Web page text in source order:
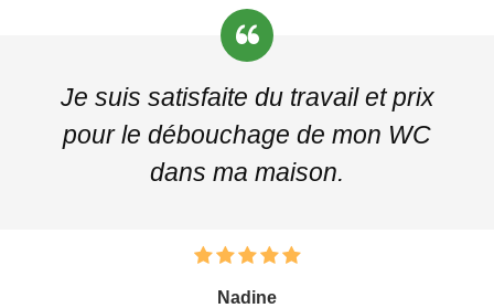
Je suis satisfaite du travail et prix
pour le débouchage de mon WC
dans ma maison.
Nadine